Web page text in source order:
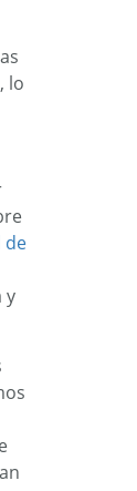
lo
de
y